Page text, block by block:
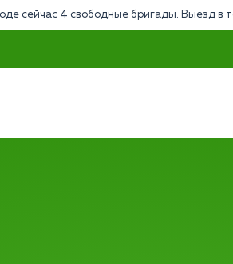
сейчас 4 свободные бригады. Выезд в